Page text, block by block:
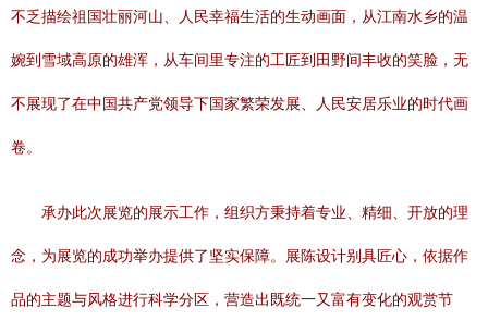
不乏描绘祖国壮丽河山、人民幸福生活的生动画面，从江南水乡的温
婉到雪域高原的雄浑，从车间里专注的工匠到田野间丰收的笑脸，无
不展现了在中国共产党领导下国家繁荣发展、人民安居乐业的时代画
卷。
承办此次展览的展示工作，组织方秉持着专业、精细、开放的理
念，为展览的成功举办提供了坚实保障。展陈设计别具匠心，依据作
品的主题与风格进行科学分区，营造出既统一又富有变化的观赏节